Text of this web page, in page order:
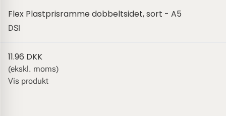
Flex Plastprisramme dobbeltsidet, sort - A5
DSI
11.96 DKK
(ekskl. moms)
Vis produkt